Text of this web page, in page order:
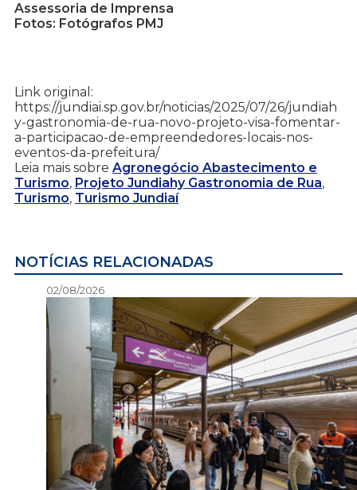
Assessoria de Imprensa
Fotos: Fotógrafos PMJ
Link original:
https://jundiai.sp.gov.br/noticias/2025/07/26/jundiah
y-gastronomia-de-rua-novo-projeto-visa-fomentar-
a-participacao-de-empreendedores-locais-nos-
eventos-da-prefeitura/
Leia mais sobre Agronegócio Abastecimento e
Turismo, Projeto Jundiahy Gastronomia de Rua,
Turismo, Turismo Jundiaí
NOTÍCIAS RELACIONADAS
02/08/2026